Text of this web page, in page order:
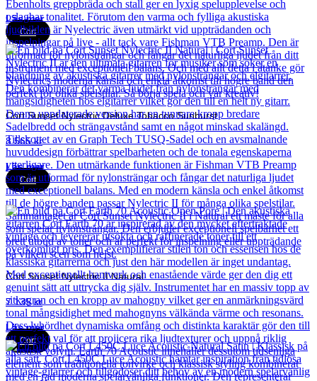
Läs mer
Cort
Cort Sunset Nylectric Deluxe Tobacco Sunburst
8 565kr
Läs mer
Cort
Cort Sunset Nylectric II Natural
7 135kr
Läs mer
Cort